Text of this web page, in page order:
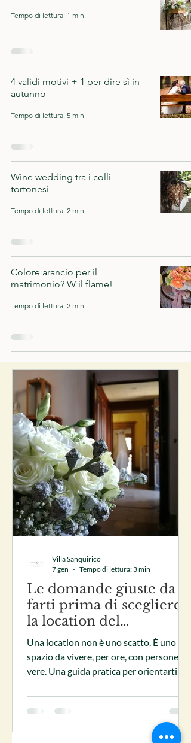
Tempo di lettura: 1 min
4 validi motivi + 1 per dire sì in
autunno
Tempo di lettura: 5 min
Wine wedding tra i colli
tortonesi
Tempo di lettura: 2 min
Colore arancio per il
matrimonio? W il flame!
Tempo di lettura: 2 min
Le domande giuste da
farti prima di scegliere
la location del
matrimonio
Una location non è uno scatto. È uno
spazio da vivere, per ore, con persone
vere. Una guida pratica per orientarti tra
prima di innamorarti delle foto Perché
scegliere una location è una decisione
più complessa di quanto sembri Non
Villa Sanquirico
7 gen
Tempo di lettura: 3 min